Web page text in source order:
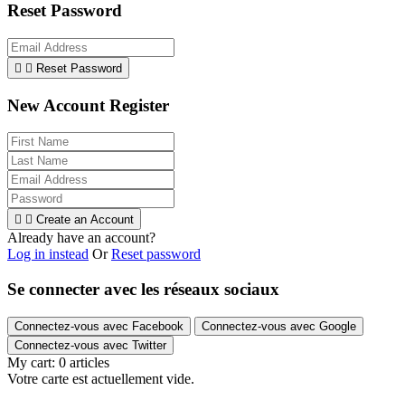
Reset Password
  Reset Password
New Account Register
  Create an Account
Already have an account?
Log in instead OrReset password
Se connecter avec les réseaux sociaux
Connectez-vous avec Facebook
Connectez-vous avec Google
Connectez-vous avec Twitter
My cart: 0 articles
Votre carte est actuellement vide.